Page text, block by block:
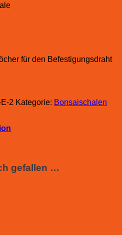
für den Befestigungsdraht
2 Kategorie: Bonsaischalen
gefallen …